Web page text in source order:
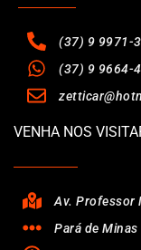
(37) 9 9971-
(37) 9 9664-
VENHA NOS
Av. Professor
Pará de Minas